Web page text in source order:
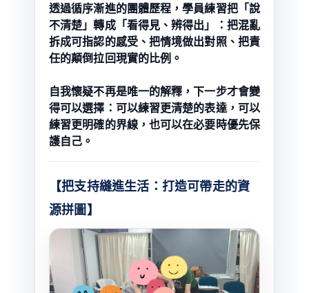
透過循序漸進的團體歷程，學員練習把「說
不清楚」轉成「看得見、辨得出」：把混亂
拆成可指認的感受、把情境做出對照、把責
任的顛倒拉回現實的比例。
自我懷疑不再是唯一的解釋，下一步才會變
得可以選擇：可以練習更清楚的表達，可以
練習更明確的界線，也可以在必要時優先保
護自己。
【把支持縫進生活：打造可帶走的資
源拼圖】